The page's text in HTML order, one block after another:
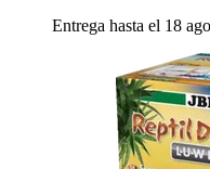
Entrega hasta el 18